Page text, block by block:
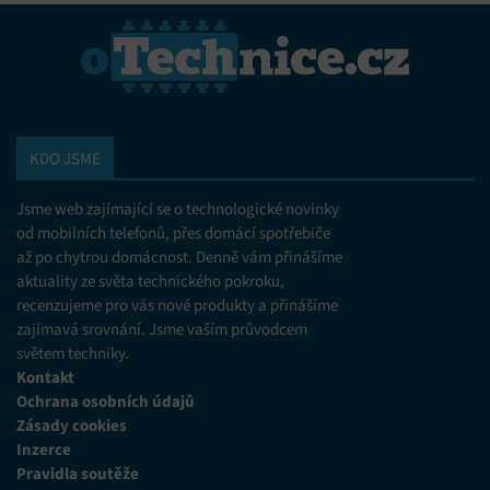
Zajištění bezpečnosti, předcházení a zjišťování
podvodů a odstraňování chyb, Poskytování a
zobrazování reklamy a obsahu, Ukládání a sdělování
voleb ochrany osobních údajů.
Vždy aktivní
KDO JSME
Jsme web zajímající se o technologické novinky
od mobilních telefonů, přes domácí spotřebiče
až po chytrou domácnost. Denně vám přinášíme
aktuality ze světa technického pokroku,
recenzujeme pro vás nové produkty a přinášíme
zajímavá srovnání. Jsme vaším průvodcem
světem techniky.
Kontakt
Ochrana osobních údajů
Zásady cookies
Inzerce
Pravidla soutěže